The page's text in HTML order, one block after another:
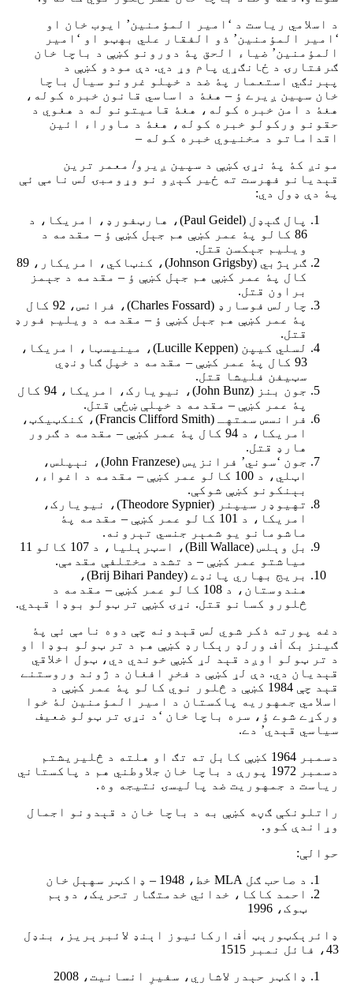
د اسلامي ریاست د ‘امیر المؤمنین’ ایوب خان او
‘امیر المؤمنین’ ذو الفقار علي بهټو او ‘امیر
المؤمنین’ ضیاء الحق پۀ دورونو کښې د باچا خان
ګرفتارۍ د ځانګړي پام وړ دي. دې مودو کښې د
پېرنګي استعمار پۀ ضد د خپلو غرونو سیال باچا
خان سپین ږیرے ؤ – هغۀ د اساسي قانون خبره کوله،
هغۀ د امن خبره کوله، هغۀ قامیتونو له د هغوي د
حقونو ورکولو خبره کوله، هغۀ د ماوراء ائین
اقداماتو د مخنیوي خبره کوله –
مونږ کۀ پۀ نړۍ کښې د سپین ږیرو/ معمر ترین
قېدیانو فهرست ته ځیر کېږو نو وړومبۍ لس نامې ئې
پۀ دې ډول دي:
پال ګېډل (Paul Geidel)، هارټفورډ، امریکا، د
86 کالو پۀ عمر کښې هم جېل کښې ؤ – مقدمه د
ویلیم جېکسن قتل.
ګرېژبي (Johnson Grigsby)، کنټاکي، امریکار، 89
کال پۀ عمر کښې هم جېل کښې ؤ – مقدمه د جېمز
براون قتل.
چارلس فوسارډ (Charles Fossard)، فرانس، 92 کال
پۀ عمر کښې هم جېل کښې ؤ – مقدمه د ویلیم فورډ
قتل.
لسلي کیپن (Lucille Keppen)، مینیسټا، امریکا،
93 کال پۀ عمر کښې – مقدمه د خپل ګاونډي
سټیفن فلیشا قتل.
جون بنز (John Bunz)، نیویارک، امریکا، 94 کال
پۀ عمر کښې – مقدمه د خپلې ښځې قتل.
فرانسس سمتهـ (Francis Clifford Smith)، کنکټیکټ،
امریکا، د 94 کال پۀ عمر کښې – مقدمه د ګرور
هارډ قتل.
جون ‘سوني’ فرانزیس (John Franzese)، نېپلس،
اټلي، د 100 کالو عمر کښې – مقدمه د اغواء،
بېنکونو کښې شوکې.
تهیوډر سیپنر (Theodore Sypnier)، نیویارک،
امریکا، د 101 کالو عمر کښې – مقدمه پۀ
ماشومانو یو شمېر جنسي تېرونه.
بل وېلس (Bill Wallace)، اسټرېلیا، د 107 کالو 11
میاشتو عمر کښې – د تشدد مختلفې مقدمې.
بریج بهاري پانډے (Brij Bihari Pandey)،
هندوستان، د 108 کالو عمر کښې – مقدمه د
څلورو کسانو قتل. نړۍ کښې تر ټولو بوډا قېدي.
دغه پورته ذکر شوي لس قېدونه چې دوه نامې ئې پۀ
ګینز بک اٰف ورلډ رېکارډ کښې هم د تر ټولو بوډا او
د تر ټولو اوږد قېد لړ کښې خوندي دي، ټول اخلاقي
قېدیان دي. دې لړ کښې د فخرِ افغان د ژوند وروستنے
قېد چې 1984 کښې د څلور نوي کالو پۀ عمر کښې د
اسلامي جمهوریه پاکستان د امیر المؤمنین لۀ خوا
ورکړے شوے ؤ، سره باچا خان ‘د نړۍ تر ټولو ضعیف
سیاسي قېدي’ دے.
دسمبر 1964 کښې کابل ته تګ او هلته د څلیریشتم
دسمبر 1972 پورې د باچا خان جلاوطني هم د پاکستاني
ریاست د جمهوریت ضد پالیسۍ نتیجه وه.
راتلونکې ګڼه کښې به د باچا خان د قېدونو اجمال
وړاندې کوو.
حوالې:
د صاحب ګل MLA خط، 1948 – ډاکټر سهېل خان
احمد کاکا، خدائي خدمتګار تحریک، دوېم
ټوک، 1996
ډائرېکټورېټ اٰف ارکائیوز اېنډ لائبرېریز، بنډل
43، فائل نمبر 1515
ډاکټر حېدر لاشاري، سفیرِ انسانیت، 2008